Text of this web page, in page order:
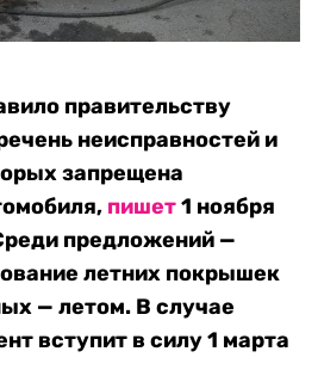
правительству
неисправностей и
запрещена
пишет1 ноября
предложений —
летних покрышек
— летом. В случае
вступит в силу 1 марта